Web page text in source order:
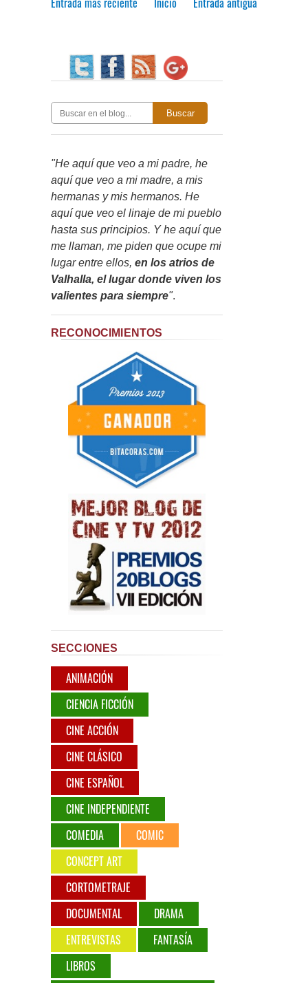
Buscar
"He aquí que veo a mi padre, he
aquí que veo a mi madre, a mis
hermanas y mis hermanos. He
aquí que veo el linaje de mi pueblo
hasta sus principios. Y he aquí que
me llaman, me piden que ocupe mi
lugar entre ellos, en los atrios de
Valhalla, el lugar donde viven los
valientes para siempre".
RECONOCIMIENTOS
SECCIONES
ANIMACIÓN
CIENCIA FICCIÓN
CINE ACCIÓN
CINE CLÁSICO
CINE ESPAÑOL
CINE INDEPENDIENTE
COMEDIA
COMIC
CONCEPT ART
CORTOMETRAJE
DOCUMENTAL
DRAMA
ENTREVISTAS
FANTASÍA
LIBROS